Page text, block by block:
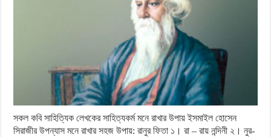
সকল কবি সাহিত্যিক লেখকের সাহিত্যকর্ম মনে রাখার উপায় ইসমাইল হোসেন
সিরাজীর উপন্যাস মনে রাখার সহজ উপায়: রানুর ফিতা ১। রা – রায় নন্দিনী ২। নুর-